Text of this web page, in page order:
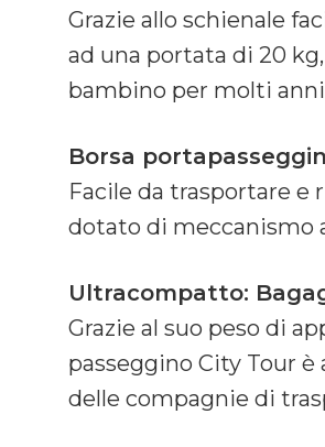
Grazie allo schienale
ad una portata di 20
bambino per molti anni
Borsa
Facile da trasportare e
dotato di meccanismo
Ultracompatto:
Grazie al suo peso di
passeggino City Tour
delle compagnie di